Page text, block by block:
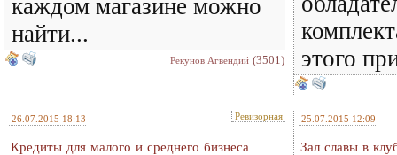
каждом магазине можно
найти...
Рекунов Агвендий (3501)
этого
26.07.2015 18:13 Ревизорная
Кредиты для малого и среднего бизнеса
25.07.2015 12:09
Зал славы в